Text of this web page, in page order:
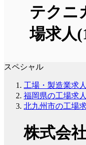
テクニ
場求人
スペシャル
工場・製造業求人
福岡県の工場求人
北九州市の工場
株式会